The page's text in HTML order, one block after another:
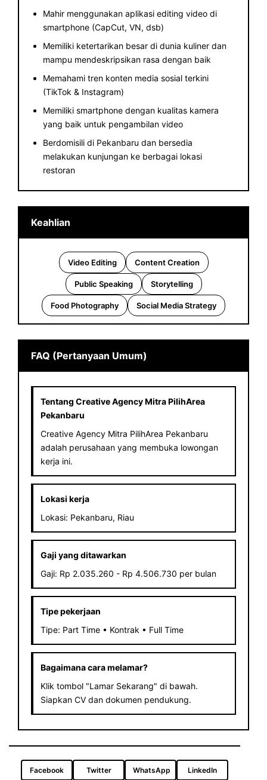
Mahir menggunakan aplikasi editing video di
smartphone (CapCut, VN, dsb)
Memiliki ketertarikan besar di dunia kuliner dan
mampu mendeskripsikan rasa dengan baik
Memahami tren konten media sosial terkini
(TikTok & Instagram)
Memiliki smartphone dengan kualitas kamera
yang baik untuk pengambilan video
Berdomisili di Pekanbaru dan bersedia
melakukan kunjungan ke berbagai lokasi
restoran
Keahlian
Video Editing Content Creation
Public Speaking Storytelling
Food Photography Social Media Strategy
FAQ (Pertanyaan Umum)
Tentang Creative Agency Mitra PilihArea
Pekanbaru
Creative Agency Mitra PilihArea Pekanbaru
adalah perusahaan yang membuka lowongan
kerja ini.
Lokasi kerja
Lokasi: Pekanbaru, Riau
Gaji yang ditawarkan
Gaji: Rp 2.035.260 - Rp 4.506.730 per bulan
Tipe pekerjaan
Tipe: Part Time • Kontrak • Full Time
Bagaimana cara melamar?
Klik tombol "Lamar Sekarang" di bawah.
Siapkan CV dan dokumen pendukung.
Facebook Twitter WhatsApp LinkedIn